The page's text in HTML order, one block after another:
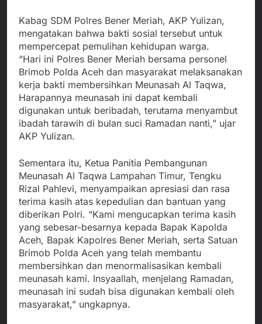
Kabag SDM Polres Bener Meriah, AKP Yulizan,
mengatakan bahwa bakti sosial tersebut untuk
mempercepat pemulihan kehidupan warga.
“Hari ini Polres Bener Meriah bersama personel
Brimob Polda Aceh dan masyarakat melaksanakan
kerja bakti membersihkan Meunasah Al Taqwa,
Harapannya meunasah ini dapat kembali
digunakan untuk beribadah, terutama menyambut
ibadah tarawih di bulan suci Ramadan nanti,” ujar
AKP Yulizan.
Sementara itu, Ketua Panitia Pembangunan
Meunasah Al Taqwa Lampahan Timur, Tengku
Rizal Pahlevi, menyampaikan apresiasi dan rasa
terima kasih atas kepedulian dan bantuan yang
diberikan Polri. “Kami mengucapkan terima kasih
yang sebesar-besarnya kepada Bapak Kapolda
Aceh, Bapak Kapolres Bener Meriah, serta Satuan
Brimob Polda Aceh yang telah membantu
membersihkan dan menormalisasikan kembali
meunasah kami. Insyaallah, menjelang Ramadan,
meunasah ini sudah bisa digunakan kembali oleh
masyarakat,” ungkapnya.